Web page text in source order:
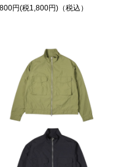
円(税1,800円)（税込）